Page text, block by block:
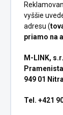
vyššie
adresu (
priamo na
M-LINK,
949 01 Nitra
Tel. +421